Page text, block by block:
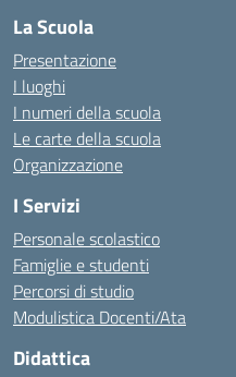
La Scuola
Presentazione
I luoghi
I numeri della scuola
Le carte della scuola
Organizzazione
I Servizi
Personale scolastico
Famiglie e studenti
Percorsi di studio
Modulistica Docenti/Ata
Didattica